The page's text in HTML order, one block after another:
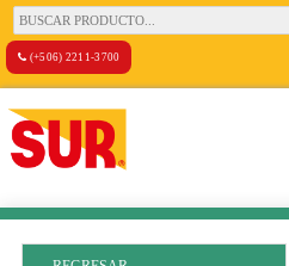
(+506) 2211-3700